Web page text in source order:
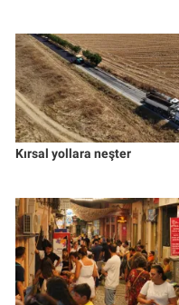
Kırsal yollara neşter